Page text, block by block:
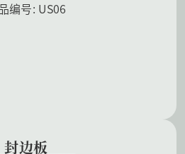
编号: US06
封边板